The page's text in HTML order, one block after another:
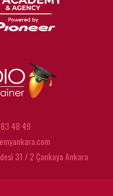
48 49
31 / 2 Çankaya Ankara